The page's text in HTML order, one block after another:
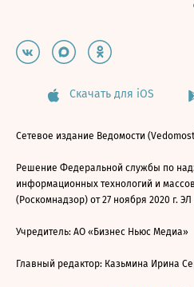
Скачать для iOS
Сетевое издание Ведомости
Решение Федеральной службы по
информационных технологий и
(Роскомнадзор) от 27 ноября 2020 г.
Учредитель: АО «Бизнес Ньюс Медиа»
Главный редактор: Казьмина Ирина